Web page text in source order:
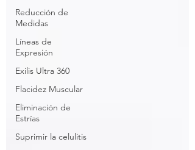
Reducción de
Medidas
Líneas de
Expresión
Exilis Ultra 360
Flacidez Muscular
Eliminación de
Estrías
Suprimir la celulitis